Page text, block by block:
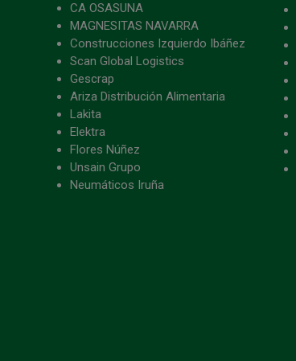
CA OSASUNA
MAGNESITAS NAVARRA
Construcciones Izquierdo Ibáñez
Scan Global Logistics
Gescrap
Ariza Distribución Alimentaria
Lakita
Elektra
Flores Núñez
Unsain Grupo
Neumáticos Iruña